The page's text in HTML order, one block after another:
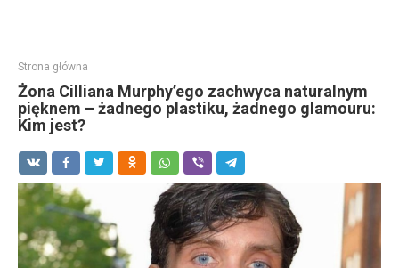
Strona główna
Żona Cilliana Murphy’ego zachwyca naturalnym
pięknem – żadnego plastiku, żadnego glamouru:
Kim jest?